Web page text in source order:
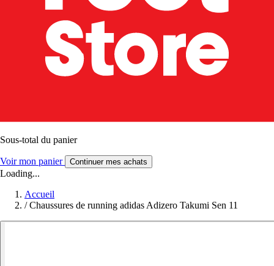
Sous-total du panier
Voir mon panier Continuer mes achats
Loading...
Accueil
/ Chaussures de running adidas Adizero Takumi Sen 11